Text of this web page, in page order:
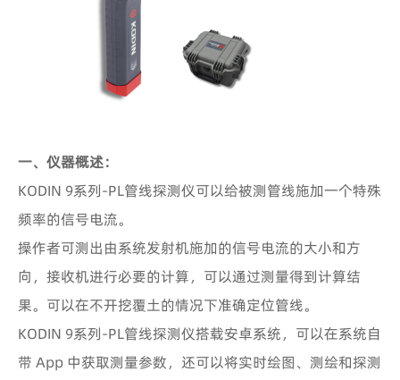
一、仪器概述：
KODIN 9系列-PL管线探测仪可以给被测管线施加一个特殊
频率的信号电流。
操作者可测出由系统发射机施加的信号电流的大小和方
向，接收机进行必要的计算，可以通过测量得到计算结
果。可以在不开挖覆土的情况下准确定位管线。
KODIN 9系列-PL管线探测仪搭载安卓系统，可以在系统自
带 App 中获取测量参数，还可以将实时绘图、测绘和探测